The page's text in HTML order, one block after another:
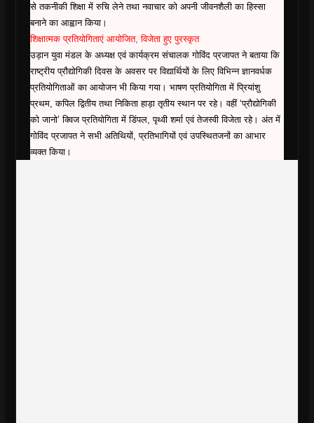
से तकनीकी शिक्षा में रुचि लेने तथा नवाचार को अपनी जीवनशैली का हिस्सा
बनाने का आह्वान किया।
शिक्षात्मक प्रतियोगिताएं आयोजित, विजेता हुए पुरस्कृत
उड़ान युवा मंडल के अध्यक्ष एवं कार्यक्रम संचालक गोविंद प्रजापत ने बताया कि
राष्ट्रीय प्रौद्योगिकी दिवस के अवसर पर विद्यार्थियों के लिए विभिन्न ज्ञानवर्धक
प्रतियोगिताओं का आयोजन भी किया गया। भाषण प्रतियोगिता में प्रियांशु
प्रथम, कपिल द्वितीय तथा निकिता हाड़ा तृतीय स्थान पर रहे। वहीं ‘प्रौद्योगिकी
को जानो’ क्विज प्रतियोगिता में डिंपल, पृथ्वी शर्मा एवं तेजस्वी विजेता रहे। अंत में
गोविंद प्रजापत ने सभी अतिथियों, प्रतिभागियों एवं उपस्थितजनों का आभार
व्यक्त किया।